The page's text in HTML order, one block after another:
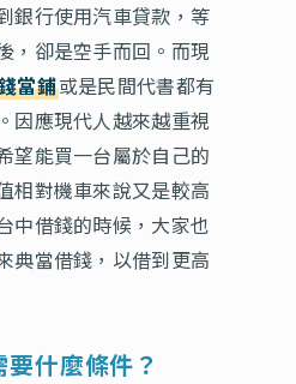
銀行使用汽車貸款，等
，卻是空手而回。而現
當鋪或是民間代書都有
因應現代人越來越重視
望能買一台屬於自己的
相對機車來說又是較高
中借錢的時候，大家也
典當借錢，以借到更高
什麼條件？